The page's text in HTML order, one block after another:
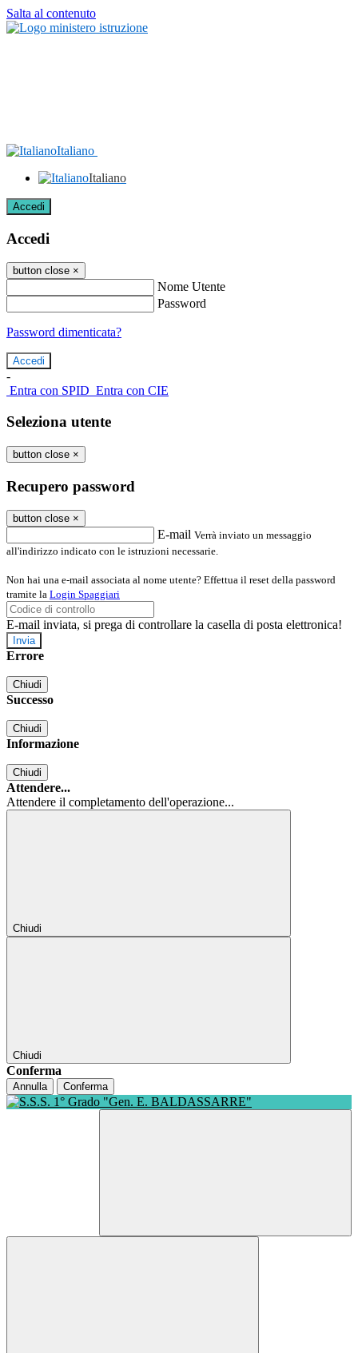
Salta al contenuto
Italiano
Italiano
Accedi
Accedi
button close ×
Nome Utente
Password
Password dimenticata?
-
Entra con SPID Entra con CIE
Seleziona utente
button close ×
Recupero password
button close ×
E-mail Verrà inviato un messaggio
all'indirizzo indicato con le istruzioni necessarie.
Non hai una e-mail associata al nome utente? Effettua il reset della password
tramite la Login Spaggiari
E-mail inviata, si prega di controllare la casella di posta elettronica!
Errore
Chiudi
Successo
Chiudi
Informazione
Chiudi
Attendere...
Attendere il completamento dell'operazione...
Chiudi
Chiudi
Conferma
Annulla Conferma